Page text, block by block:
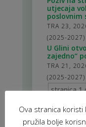
utjecaja
poslovnim
TRA 23,
(2025-2027)
U Glini
zajedno“
TRA 21,
(2025-2027)
stranica 1
Ova stranica koristi
pružila bolje